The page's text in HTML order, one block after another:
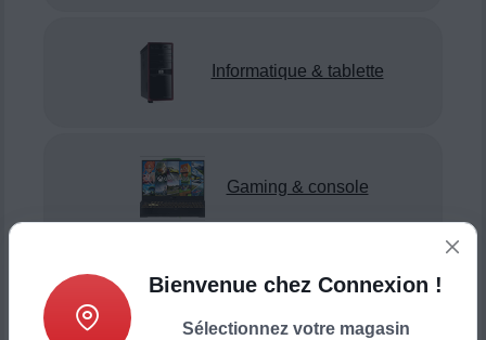
Informatique & tablette
Gaming & console
Bienvenue chez Connexion !
Sélectionnez votre magasin